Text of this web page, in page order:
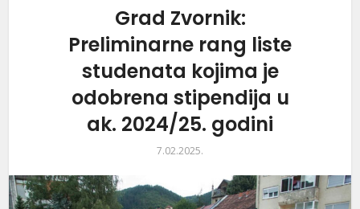
Grad Zvornik:
Preliminarne rang liste
studenata kojima je
odobrena stipendija u
ak. 2024/25. godini
7.02.2025.